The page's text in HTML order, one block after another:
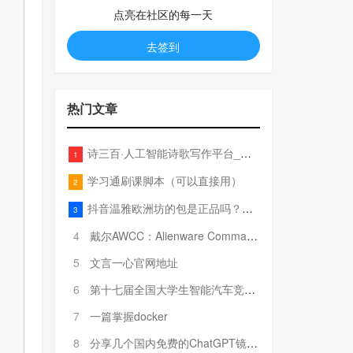
点亮在社区的每一天
去签到
热门文章
1 诗三百·人工智能诗歌写作平台_在线作诗机_藏头诗生成器_电脑对联_姓名作诗
2 学习通刷课脚本（可以直接用）
3
抖音温雅欧洲坊的包是正品吗？温雅卖的包为啥那么便宜？
4
戴尔AWCC：Alienware Command Center 故障排除方法，里面附有超全详解呦，快来快来，欢迎观看~
5
文言一心官网地址
6
第十七届全国大学生智能汽车竞赛全国总决赛参赛队伍奖项公告
7
一篇掌握docker
8
分享几个国内免费的ChatGPT镜像网址(亲测有效-4月25日更新)